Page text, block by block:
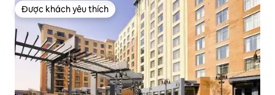
Được khách yêu thích
Được khách yêu thích